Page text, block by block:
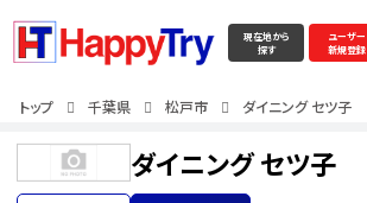
現在地から
探す
ユーザー
新規登録
トップ 千葉県 松戸市 ダイニング セツ子
ダイニング セツ子